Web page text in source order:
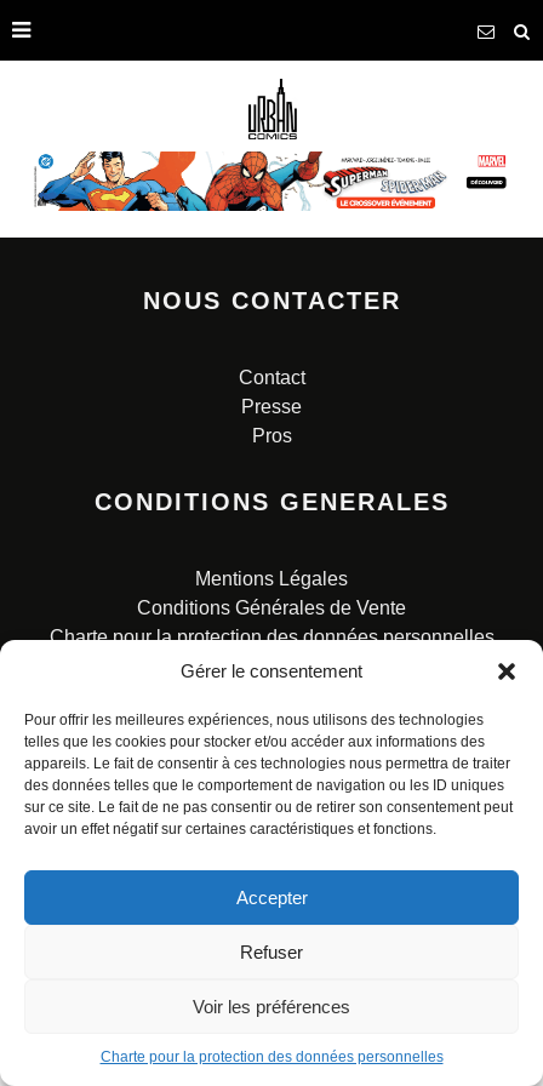
Gérer le consentement
Pour offrir les meilleures expériences, nous utilisons des technologies
telles que les cookies pour stocker et/ou accéder aux informations des
appareils. Le fait de consentir à ces technologies nous permettra de traiter
des données telles que le comportement de navigation ou les ID uniques
sur ce site. Le fait de ne pas consentir ou de retirer son consentement peut
avoir un effet négatif sur certaines caractéristiques et fonctions.
Accepter
Refuser
Voir les préférences
Charte pour la protection des données personnelles
NOUS CONTACTER
Contact
Presse
Pros
CONDITIONS GENERALES
Mentions Légales
Conditions Générales de Vente
Charte pour la protection des données personnelles
© ALL RIGHTS RESERVED. URBAN COMICS POUR LES
ÉDITIONS FRANÇAISES.